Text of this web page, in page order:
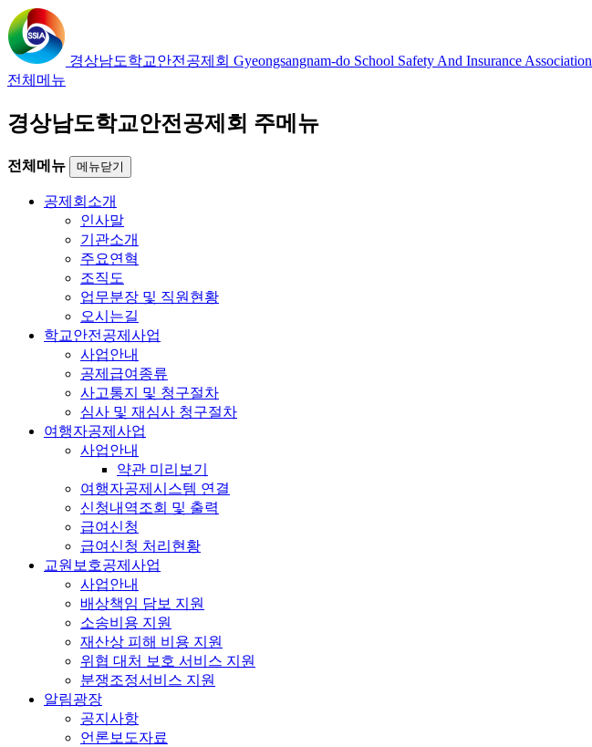
경상남도학교안전공제회 Gyeongsangnam-do School Safety And Insurance Association
전체메뉴
경상남도학교안전공제회 주메뉴
전체메뉴 메뉴닫기
공제회소개
인사말
기관소개
주요연혁
조직도
업무분장 및 직원현황
오시는길
학교안전공제사업
사업안내
공제급여종류
사고통지 및 청구절차
심사 및 재심사 청구절차
여행자공제사업
사업안내
약관 미리보기
여행자공제시스템 연결
신청내역조회 및 출력
급여신청
급여신청 처리현황
교원보호공제사업
사업안내
배상책임 담보 지원
소송비용 지원
재산상 피해 비용 지원
위협 대처 보호 서비스 지원
분쟁조정서비스 지원
알림광장
공지사항
언론보도자료